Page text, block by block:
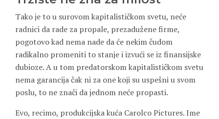
Tako je to u surovom kapitalističkom svetu, neće
radnici da rade za propale, prezadužene firme,
pogotovo kad nema nade da će nekim čudom
radikalno promeniti to stanje i izvući se iz finansijske
dubioze. A u tom predatorskom kapitalističkom svetu
nema garancija čak ni za one koji su uspešni u svom
poslu, to ne znači da jednom neće propasti.
Evo, recimo, produkcijska kuća Carolco Pictures. Ime